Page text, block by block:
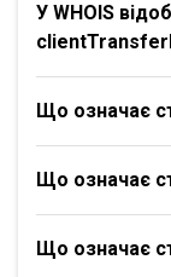
У WHOIS
Що означає
Що означає
Що означає